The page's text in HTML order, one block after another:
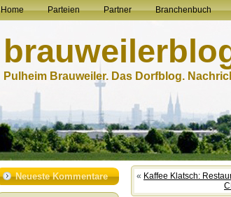
Home Parteien Partner Branchenbuch
Pulheim Brauweiler. Das Dorfblog.
Neueste Kommentare « Kaffee Klatsch: